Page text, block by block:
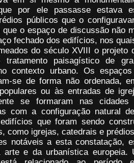
por ele passasse estava
públicos que o
que o espaço de discussão não
fechado dos edifícios, nos
do século XVIII o projeto
tratamento paisagístico de
contexto urbano. Os
se de forma não ordenada,
ou às entradas de
se formaram nas cidades
com a configuração natural
que foram sendo
como igrejas, catedrais e
notáveis a esta constatação,
arte e da urbanística europeia.